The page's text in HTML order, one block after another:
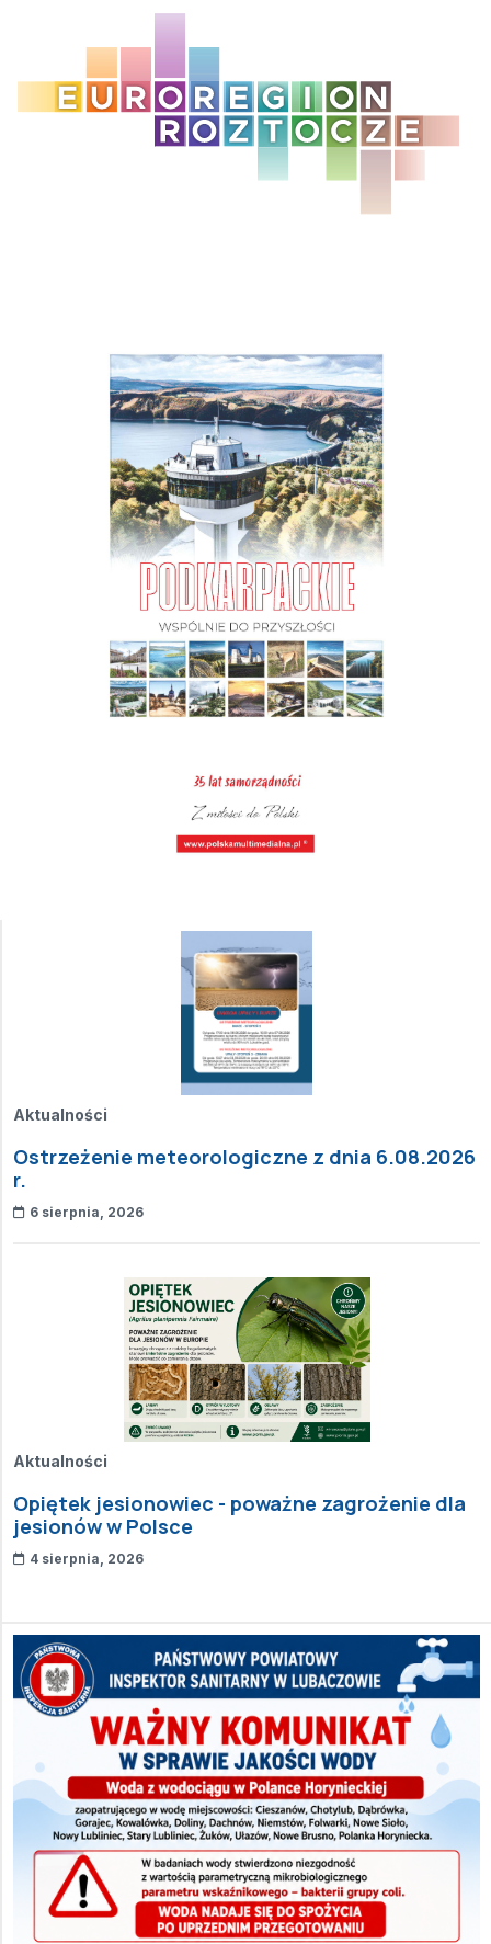
Aktualności
Ostrzeżenie meteorologiczne z dnia 6.08.2026
r.
6 sierpnia, 2026
Aktualności
Opiętek jesionowiec - poważne zagrożenie dla
jesionów w Polsce
4 sierpnia, 2026